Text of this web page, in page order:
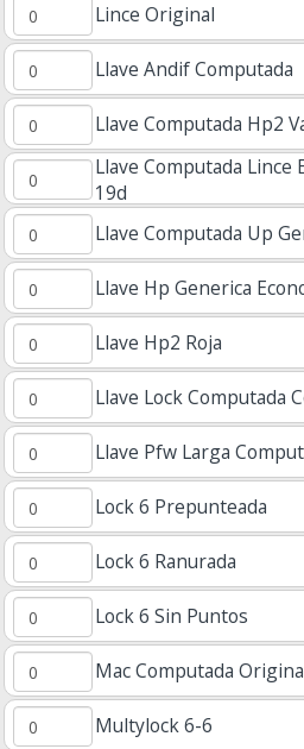
Lince Original
Llave Andif Computada
Llave Computada Hp2
Llave Computada Lince
19d
Llave Computada Up
Llave Hp Generica
Llave Hp2 Roja
Llave Lock Computada
Llave Pfw Larga
Lock 6 Prepunteada
Lock 6 Ranurada
Lock 6 Sin Puntos
Mac Computada
Multylock 6-6